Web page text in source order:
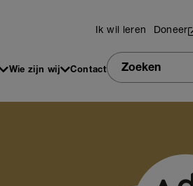
Utilities
Ik wil leren Doneer
Wie zijn wij Contact
Zoeken